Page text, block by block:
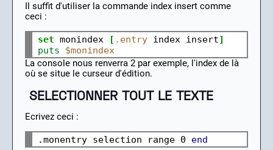
Il suffit d'utiliser la commande index insert comme
ceci :
set monindex [ .entry index insert]
puts
$monindex
La console nous renverra 2 par exemple, l'index de là
où se situe le curseur d'édition.
SELECTIONNER TOUT LE TEXTE
Ecrivez ceci :
.monentry selection range 0 end